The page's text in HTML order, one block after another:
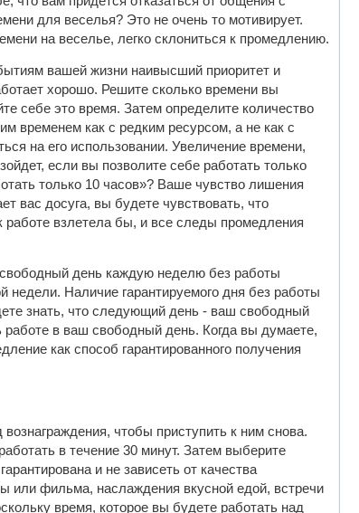
для веселья? Это не очень то мотивирует.
на веселье, легко склониться к промедлению.
вашей жизни наивысший приоритет и
хорошо. Решите сколько времени вы
себе это время. Затем определите количество
временем как с редким ресурсом, а не как с
на его использовании. Увеличение времени,
если вы позволите себе работать только
только 10 часов»? Ваше чувство лишения
вас досуга, вы будете чувствовать, что
работе взлетела бы, и все следы промедления
день каждую неделю без работы
недели. Наличие гарантируемого дня без работы
знать, что следующий день - ваш свободный
работе в ваш свободный день. Когда вы думаете,
как способ гарантированного получения
чтобы приступить к ним снова.
в течение 30 минут. Затем выберите
и не зависеть от качества
или фильма, наслаждения вкусной едой, встречи
время, которое вы будете работать над